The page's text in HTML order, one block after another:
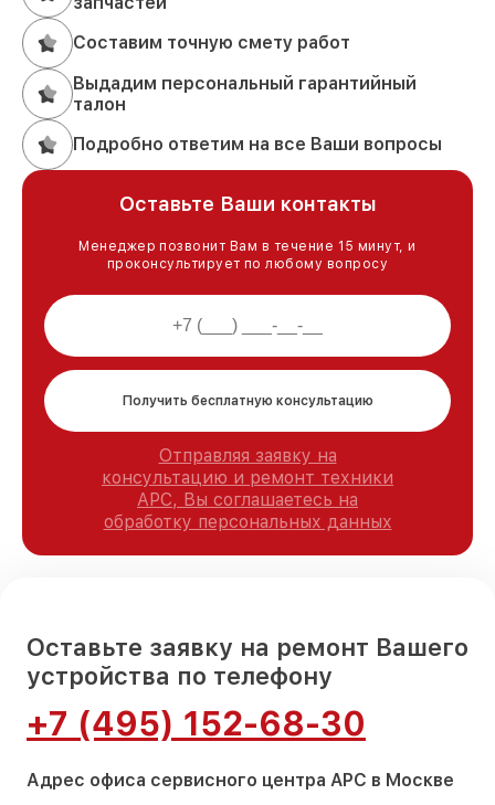
Составим точную смету работ
Выдадим персональный гарантийный
талон
Подробно ответим на все Ваши вопросы
Оставьте Ваши контакты
Менеджер позвонит Вам в течение 15 минут, и
проконсультирует по любому вопросу
Получить бесплатную консультацию
Отправляя заявку на
консультацию и ремонт техники
APC, Вы соглашаетесь на
обработку персональных данных
Оставьте заявку на ремонт Вашего
устройства по телефону
+7 (495) 152-68-30
Адрес офиса сервисного центра APC в Москве